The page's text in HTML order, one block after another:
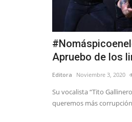
Apruebo de los
Editora Noviembre 3, 2020
Su vocalista “Tito
queremos más